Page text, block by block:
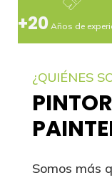
+20 Años de
¿QUIÉNES
Somos más